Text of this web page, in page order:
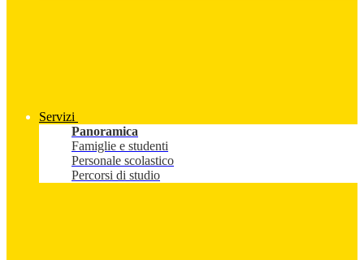
Servizi
Panoramica
Famiglie e studenti
Personale scolastico
Percorsi di studio